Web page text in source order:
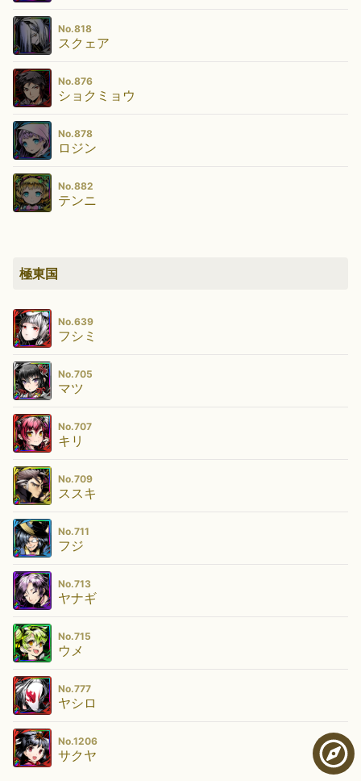
No.818
スクェア
No.876
ショクミョウ
No.878
ロジン
No.882
テンニ
極東国
No.639
フシミ
No.705
マツ
No.707
キリ
No.709
ススキ
No.711
フジ
No.713
ヤナギ
No.715
ウメ
No.777
ヤシロ
No.1206
サクヤ